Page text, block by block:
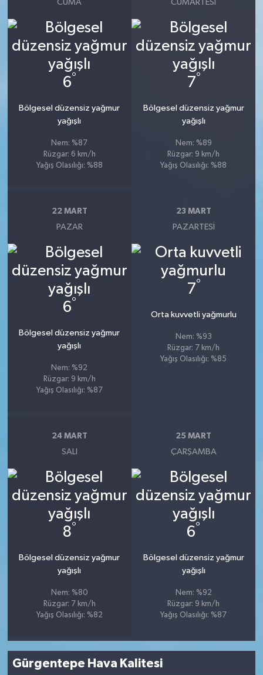
CUMA
6°
Bölgesel düzensiz yağmur
yağışlı
Nem: %87
Rüzgar: 6 km/h
Yağış Olasılığı: %88
CUMARTESI
7°
Bölgesel düzensiz yağmur
yağışlı
Nem: %89
Rüzgar: 9 km/h
Yağış Olasılığı: %88
22 MART
PAZAR
6°
Bölgesel düzensiz yağmur
yağışlı
Nem: %92
Rüzgar: 9 km/h
Yağış Olasılığı: %87
23 MART
PAZARTESI
7°
Orta kuvvetli yağmurlu
Nem: %93
Rüzgar: 7 km/h
Yağış Olasılığı: %85
24 MART
SALI
8°
Bölgesel düzensiz yağmur
yağışlı
Nem: %80
Rüzgar: 7 km/h
Yağış Olasılığı: %82
25 MART
ÇARŞAMBA
6°
Bölgesel düzensiz yağmur
yağışlı
Nem: %92
Rüzgar: 9 km/h
Yağış Olasılığı: %87
Gürgentepe Hava Kalitesi